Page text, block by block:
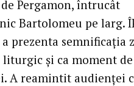
Pergamon, întrucât
Bartolomeu pe larg.
prezenta semnificația
și ca moment de
A reamintit audienței